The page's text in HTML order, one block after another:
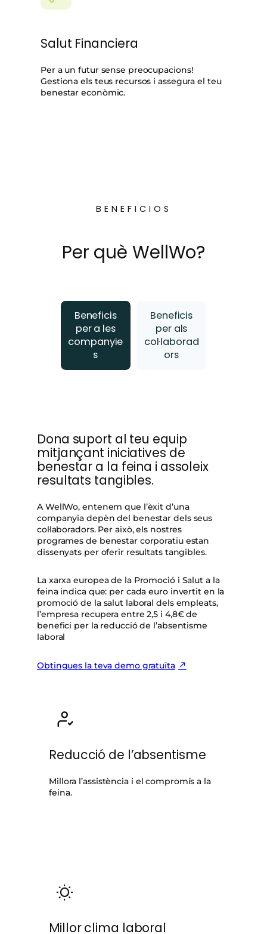
Salut Financiera
Per a un futur sense preocupacions!
Gestiona els teus recursos i assegura el teu
benestar econòmic.
BENEFICIOS
Per què WellWo?
Beneficis
per a les
companyie
s
Beneficis
per als
col·laborad
ors
Dona suport al teu equip
mitjançant iniciatives de
benestar a la feina i assoleix
resultats tangibles.
A WellWo, entenem que l’èxit d’una
companyia depèn del benestar dels seus
col·laboradors. Per això, els nostres
programes de benestar corporatiu estan
dissenyats per oferir resultats tangibles.
La xarxa europea de la Promoció i Salut a la
feina indica que: per cada euro invertit en la
promoció de la salut laboral dels empleats,
l’empresa recupera entre 2,5 i 4,8€ de
benefici per la reducció de l’absentisme
laboral
Obtingues la teva demo gratuïta
Reducció de l’absentisme
Millora l’assistència i el compromís a la
feina.
Millor clima laboral